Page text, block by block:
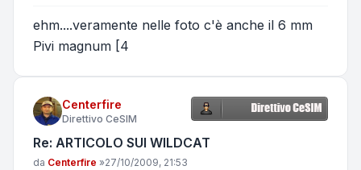
ehm....veramente nelle foto c'è anche il 6 mm
Pivi magnum [4
Centerfire
Direttivo CeSIM
Re: ARTICOLO SUI WILDCAT
Messaggio
da Centerfire »27/10/2009, 21:53